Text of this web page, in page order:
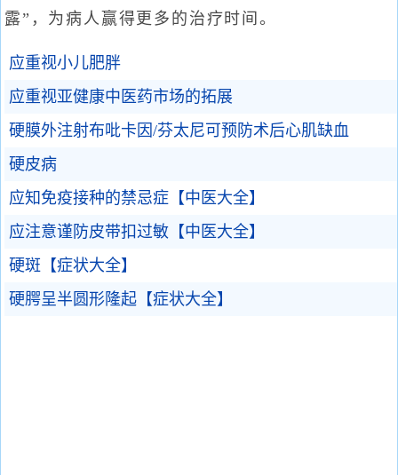
露”，为病人赢得更多的治疗时间。
应重视小儿肥胖
应重视亚健康中医药市场的拓展
硬膜外注射布吡卡因/芬太尼可预防术后心肌缺血
硬皮病
应知免疫接种的禁忌症【中医大全】
应注意谨防皮带扣过敏【中医大全】
硬斑【症状大全】
硬腭呈半圆形隆起【症状大全】